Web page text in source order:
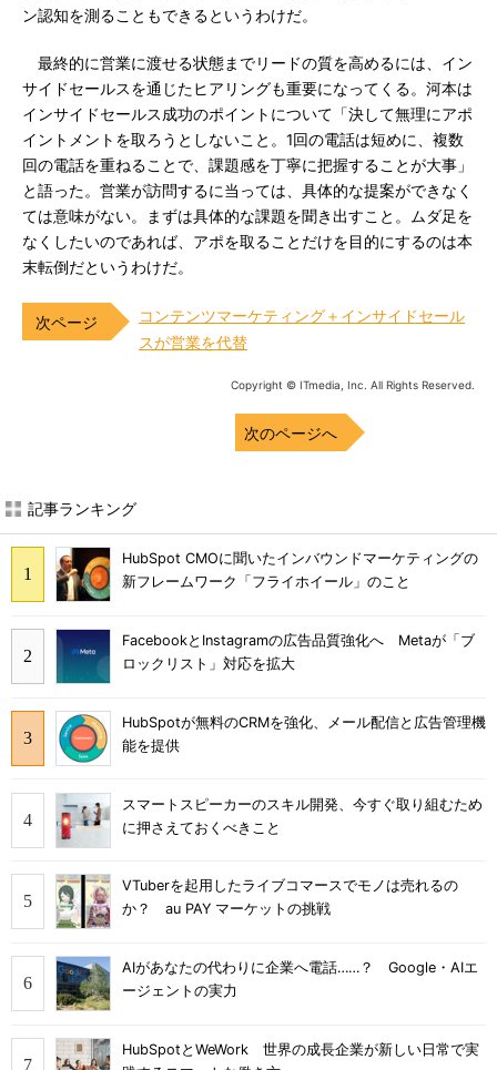
ン認知を測ることもできるというわけだ。
最終的に営業に渡せる状態までリードの質を高めるには、イン
サイドセールスを通じたヒアリングも重要になってくる。河本は
インサイドセールス成功のポイントについて「決して無理にアポ
イントメントを取ろうとしないこと。1回の電話は短めに、複数
回の電話を重ねることで、課題感を丁寧に把握することが大事」
と語った。営業が訪問するに当っては、具体的な提案ができなく
ては意味がない。まずは具体的な課題を聞き出すこと。ムダ足を
なくしたいのであれば、アポを取ることだけを目的にするのは本
末転倒だというわけだ。
コンテンツマーケティング＋インサイドセール
スが営業を代替
Copyright © ITmedia, Inc. All Rights Reserved.
次のページへ
記事ランキング
HubSpot CMOに聞いたインバウンドマーケティングの
新フレームワーク「フライホイール」のこと
FacebookとInstagramの広告品質強化へ Metaが「ブ
ロックリスト」対応を拡大
HubSpotが無料のCRMを強化、メール配信と広告管理機
能を提供
スマートスピーカーのスキル開発、今すぐ取り組むため
に押さえておくべきこと
VTuberを起用したライブコマースでモノは売れるの
か？ au PAY マーケットの挑戦
AIがあなたの代わりに企業へ電話……？ Google・AIエ
ージェントの実力
HubSpotとWeWork 世界の成長企業が新しい日常で実